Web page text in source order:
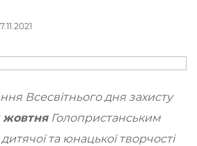
Всесвітнього дня захисту
жовтняГолопристанським
та юнацької творчості